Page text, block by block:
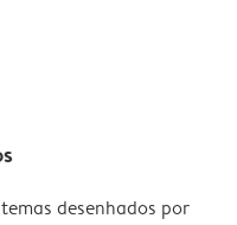
desenhados por